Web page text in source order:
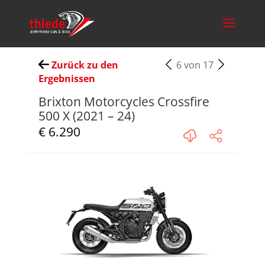
Zurück zu den
Ergebnissen
6 von 17
Brixton Motorcycles Crossfire
500 X (2021 – 24)
€ 6.290